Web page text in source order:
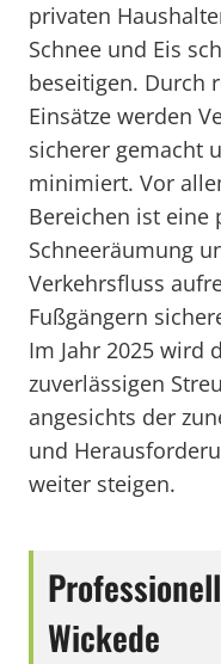
privaten
Schnee und Eis
beseitigen. Durch
Einsätze werden
sicherer gemacht
minimiert. Vor
Bereichen ist eine
Schneeräumung
Verkehrsfluss
Fußgängern
Im Jahr 2025 wird
zuverlässigen
angesichts der
und
weiter steigen.
Wickede